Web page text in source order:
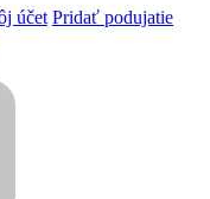
účet Pridať podujatie